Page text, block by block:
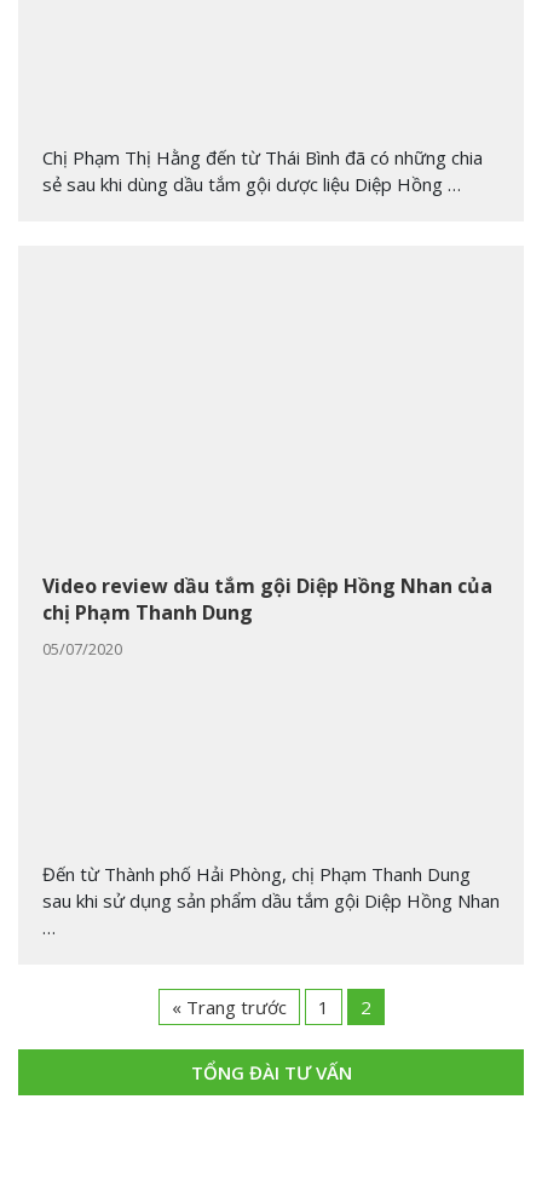
Chị Phạm Thị Hằng đến từ Thái Bình đã có những chia
sẻ sau khi dùng dầu tắm gội dược liệu Diệp Hồng …
Video review dầu tắm gội Diệp Hồng Nhan của
chị Phạm Thanh Dung
05/07/2020
Đến từ Thành phố Hải Phòng, chị Phạm Thanh Dung
sau khi sử dụng sản phẩm dầu tắm gội Diệp Hồng Nhan
…
« Trang trước 1 2
TỔNG ĐÀI TƯ VẤN